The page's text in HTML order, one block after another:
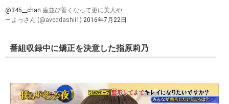
@345__chan 歯並び善くなって更に美人や
— よっさん (@avcddashii1) 2016年7月22日
番組収録中に矯正を決意した指原莉乃